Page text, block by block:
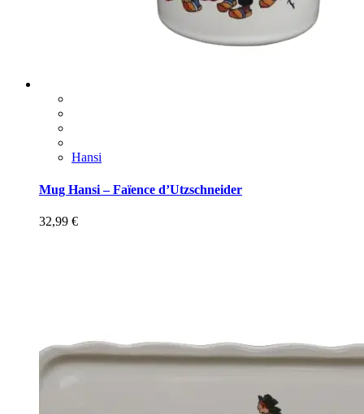
Hansi
Mug Hansi – Faïence d’Utzschneider
32,99 €